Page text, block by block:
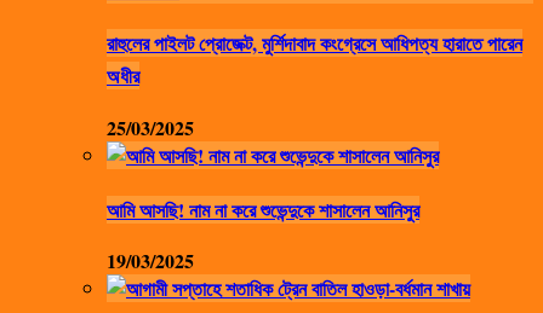
রাহুলের পাইলট প্রোজেক্ট, মুর্শিদাবাদ কংগ্রেসে আধিপত্য হারাতে পারেন
অধীর
25/03/2025
আমি আসছি! নাম না করে শুভেন্দুকে শাসালেন আনিসুর
19/03/2025